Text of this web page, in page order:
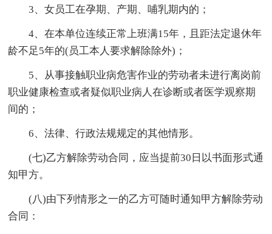
3、女员工在孕期、产期、哺乳期内的；
4、在本单位连续正常上班满15年，且距法定退休年
龄不足5年的(员工本人要求解除除外)；
5、从事接触职业病危害作业的劳动者未进行离岗前
职业健康检查或者疑似职业病人在诊断或者医学观察期
间的；
6、法律、行政法规规定的其他情形。
(七)乙方解除劳动合同，应当提前30日以书面形式通
知甲方。
(八)由下列情形之一的乙方可随时通知甲方解除劳动
合同：